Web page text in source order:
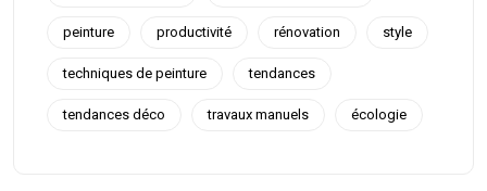
peinture productivité rénovation style
techniques de peinture tendances
tendances déco travaux manuels écologie